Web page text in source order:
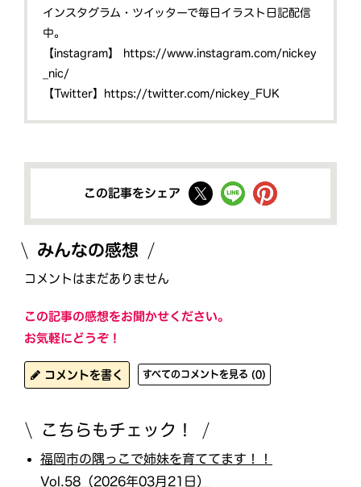
インスタグラム・ツイッターで毎日イラスト日記配信
中。
【instagram】 https://www.instagram.com/nickey
_nic/
【Twitter】 https://twitter.com/nickey_FUK
この記事をシェア
みんなの感想
コメントはまだありません
この記事の感想をお聞かせください。
お気軽にどうぞ！
コメントを書く すべてのコメントを見る (0)
こちらもチェック！
福岡市の隅っこで姉妹を育ててます！！
Vol.58（2026年03月21日）